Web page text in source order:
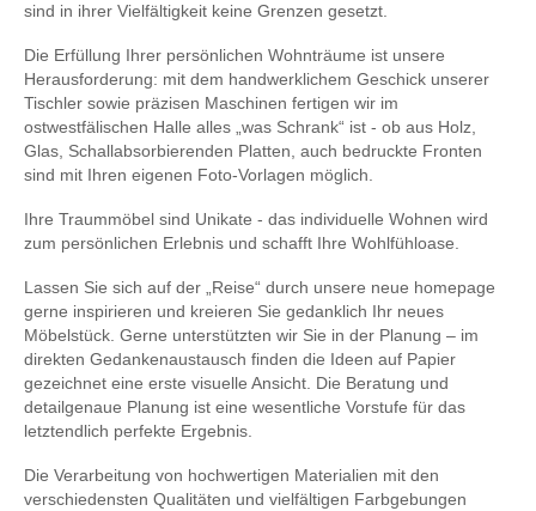
sind in ihrer Vielfältigkeit keine Grenzen gesetzt.
Die Erfüllung Ihrer persönlichen Wohnträume ist unsere
Herausforderung: mit dem handwerklichem Geschick unserer
Tischler sowie präzisen Maschinen fertigen wir im
ostwestfälischen Halle alles „was Schrank“ ist - ob aus Holz,
Glas, Schallabsorbierenden Platten, auch bedruckte Fronten
sind mit Ihren eigenen Foto-Vorlagen möglich.
Ihre Traummöbel sind Unikate - das individuelle Wohnen wird
zum persönlichen Erlebnis und schafft Ihre Wohlfühloase.
Lassen Sie sich auf der „Reise“ durch unsere neue homepage
gerne inspirieren und kreieren Sie gedanklich Ihr neues
Möbelstück. Gerne unterstützten wir Sie in der Planung – im
direkten Gedankenaustausch finden die Ideen auf Papier
gezeichnet eine erste visuelle Ansicht. Die Beratung und
detailgenaue Planung ist eine wesentliche Vorstufe für das
letztendlich perfekte Ergebnis.
Die Verarbeitung von hochwertigen Materialien mit den
verschiedensten Qualitäten und vielfältigen Farbgebungen